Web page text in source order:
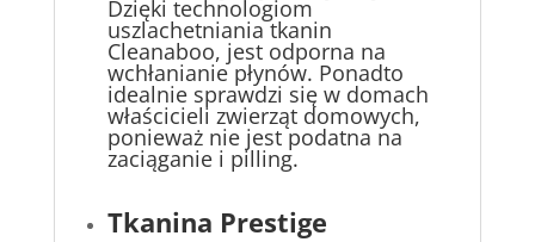
Dzięki technologiom
uszlachetniania tkanin
Cleanaboo, jest odporna na
wchłanianie płynów. Ponadto
idealnie sprawdzi się w domach
właścicieli zwierząt domowych,
ponieważ nie jest podatna na
zaciąganie i pilling.
Tkanina Prestige